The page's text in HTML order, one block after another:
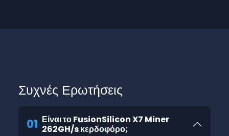
Συχνές Ερωτήσεις
01 Είναι το FusionSilicon X7 Miner
262GH/s κερδοφόρο;